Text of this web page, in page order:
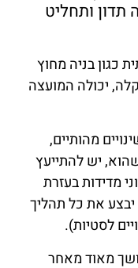
תדון ותחליט
כגון בניה מחוץ
יכולה המועצה
מהותיים,
יש להתייעץ
מדידות בעזרת
את כל תהליך
לסטיות).
מאוד מאחר